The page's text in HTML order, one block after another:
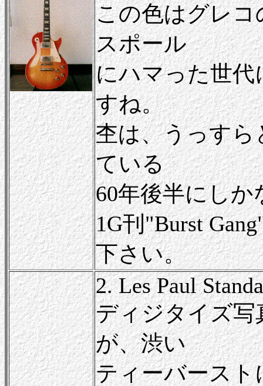
この色はグレ
スポール
にハマった世
すね。
杢は、うっす
ている
60年後半にし
1G刊"Burst
下さい。
2. Les Paul
ディジタイズ
が、渋い
ティーバース